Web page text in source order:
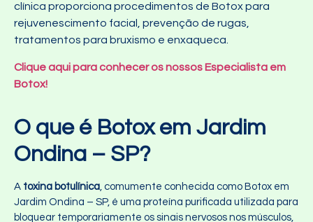
clínica proporciona procedimentos de Botox para
rejuvenescimento facial, prevenção de rugas,
tratamentos para bruxismo e enxaqueca.
Clique aqui para conhecer os nossos Especialista em
Botox!
O que é Botox em Jardim
Ondina – SP?
A toxina botulínica, comumente conhecida como Botox em
Jardim Ondina – SP, é uma proteína purificada utilizada para
bloquear temporariamente os sinais nervosos nos músculos,